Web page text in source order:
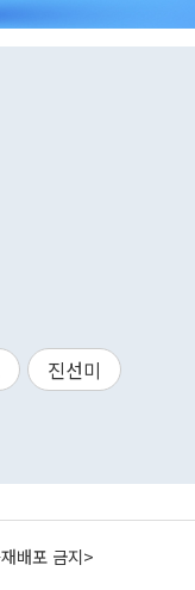
진선미
배포 금지>